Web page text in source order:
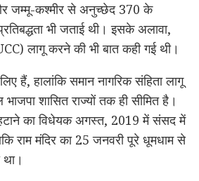
और जम्मू-कश्मीर से अनुच्छेद 370 के
भी जताई थी। इसके अलावा,
लागू करने की भी बात कही गई थी।
हैं, हालांकि समान नागरिक संहिता लागू
शासित राज्यों तक ही सीमित है।
का विधेयक अगस्त, 2019 में संसद में
राम मंदिर का 25 जनवरी पूरे धूमधाम से
था।